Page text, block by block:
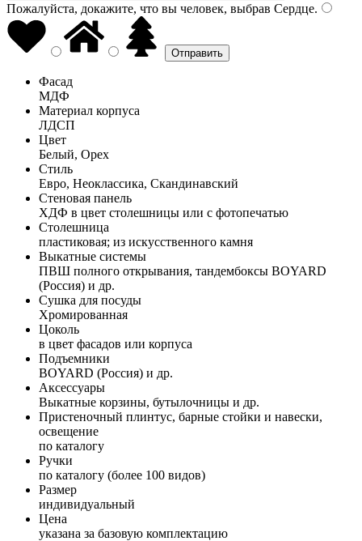
Пожалуйста, докажите, что вы человек, выбрав Сердце.
Фасад
МДФ
Материал корпуса
ЛДСП
Цвет
Белый, Орех
Стиль
Евро, Неоклассика, Скандинавский
Стеновая панель
ХДФ в цвет столешницы или с фотопечатью
Столешница
пластиковая; из искусственного камня
Выкатные системы
ПВШ полного открывания, тандембоксы BOYARD
(Россия) и др.
Сушка для посуды
Хромированная
Цоколь
в цвет фасадов или корпуса
Подъемники
BOYARD (Россия) и др.
Аксессуары
Выкатные корзины, бутылочницы и др.
Пристеночный плинтус, барные стойки и навески,
освещение
по каталогу
Ручки
по каталогу (более 100 видов)
Размер
индивидуальный
Цена
указана за базовую комплектацию